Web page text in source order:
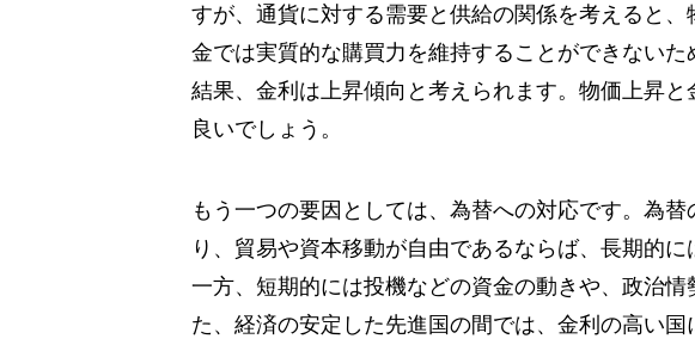
すが、通貨に対する需要と供給の関係を考えると
金では実質的な購買力を維持することができない
結果、金利は上昇傾向と考えられます。物価上昇
良いでしょう。
もう一つの要因としては、為替への対応です。為
り、貿易や資本移動が自由であるならば、長期的
一方、短期的には投機などの資金の動きや、政治情
た、経済の安定した先進国の間では、金利の高い